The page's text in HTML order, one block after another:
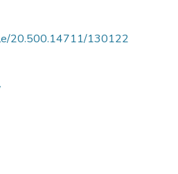
20.500.14711/130122